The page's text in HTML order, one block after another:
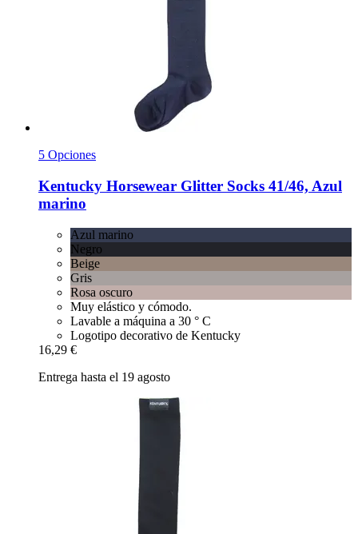
5 Opciones
Kentucky Horsewear Glitter Socks 41/46, Azul
marino
Azul marino
Negro
Beige
Gris
Rosa oscuro
Muy elástico y cómodo.
Lavable a máquina a 30 ° C
Logotipo decorativo de Kentucky
16,29 €
Entrega hasta el 19 agosto